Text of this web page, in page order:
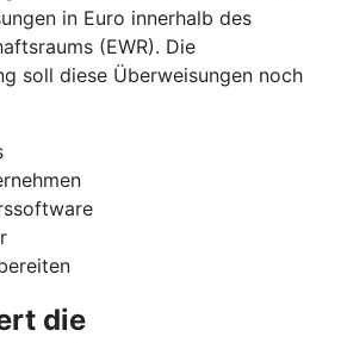
in Euro innerhalb des
(EWR). Die
soll diese Überweisungen noch
die